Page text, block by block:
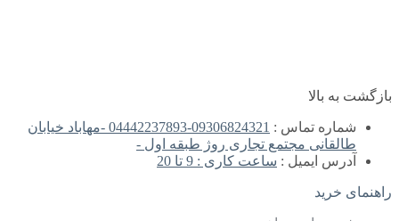
بازگشت به بالا
شماره تماس :
09306824321-04442237893 -مهاباد خیابان
طالقانی مجتمع تجاری روژ طبقه اول -
آدرس ایمیل : ساعت کاری : 9 تا 20
راهنمای خرید